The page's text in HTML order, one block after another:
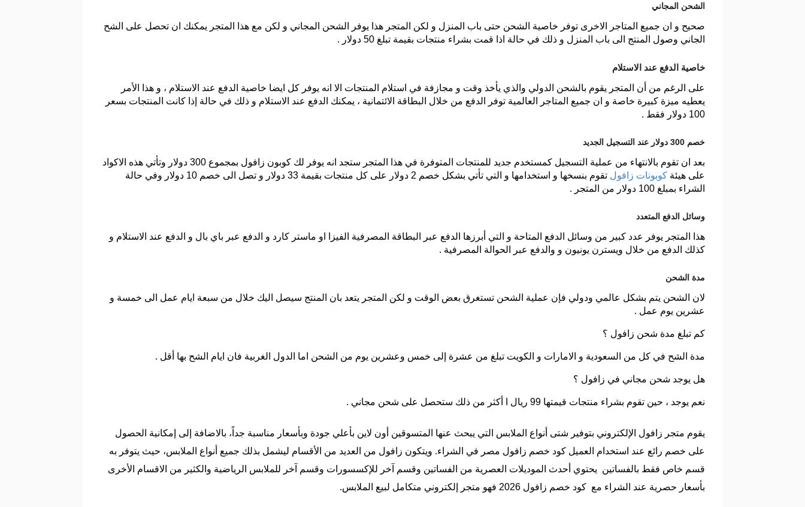
الشحن المجاني
صحيح و ان جميع المتاجر الاخرى توفر خاصية الشحن حتى باب المنزل و لكن المتجر هذا يوفر الشحن المجاني و لكن مع هذا المتجر يمكنك ان تحصل على الشح
الجاني وصول المنتج الى باب المنزل و ذلك في حالة اذا قمت بشراء منتجات بقيمة تبلغ 50 دولار .
خاصية الدفع عند الاستلام
على الرغم من أن المتجر يقوم بالشحن الدولي والذي يأخذ وقت و مجازفة في استلام المنتجات الا انه يوفر كل ايضا خاصية الدفع عند الاستلام ، و هذا الأمر
يعطيه ميزة كبيرة خاصة و ان جميع المتاجر العالمية توفر الدفع من خلال البطاقة الائتمانية ، يمكنك الدفع عند الاستلام و ذلك في حالة إذا كانت المنتجات بسعر
100 دولار فقط .
خصم 300 دولار عند التسجيل الجديد
بعد ان تقوم بالانتهاء من عملية التسجيل كمستخدم جديد للمنتجات المتوفرة في هذا المتجر ستجد انه يوفر لك كوبون زافول بمجموع 300 دولار وتأتي هذه الاكواد
على هيئة كوبونات زافول
تقوم بنسخها و استخدامها و التي تأتي بشكل خصم 2 دولار على كل منتجات بقيمة 33 دولار و تصل الى خصم 10 دولار وفي حالة
الشراء بمبلغ 100 دولار من المتجر .
وسائل الدفع المتعدد
هذا المتجر يوفر عدد كبير من وسائل الدفع المتاحة و التي أبرزها الدفع عبر البطاقة المصرفية الفيزا او ماستر كارد و الدفع عبر باي بال و الدفع عند الاستلام و
كذلك الدفع من خلال ويسترن يونيون و والدفع عبر الحوالة المصرفية .
مدة الشحن
لان الشحن يتم بشكل عالمي ودولي فإن عملية الشحن تستغرق بعض الوقت و لكن المتجر يتعد بان المنتج سيصل اليك خلال من سبعة ايام عمل الى خمسة و
عشرين يوم عمل .
كم تبلغ مدة شحن زافول ؟
مدة الشح في كل من السعودية و الامارات و الكويت تبلغ من عشرة إلى خمس وعشرين يوم من الشحن اما الدول الغربية فان ايام الشح بها أقل .
هل يوجد شحن مجاني في زافول ؟
نعم يوجد ، حين تقوم بشراء منتجات قيمتها 99 ريال ا أكثر من ذلك ستحصل على شحن مجاني .
يقوم متجر زافول الإلكتروني بتوفير شتى أنواع الملابس التي يبحث عنها المتسوقين أون لاين بأعلي جودة وبأسعار مناسبة جداً، بالاضافة إلى إمكانية الحصول
على خصم رائع عند استخدام العميل كود خصم زافول مصر في الشراء. ويتكون زافول من العديد من الأقسام ليشمل بذلك جميع أنواع الملابس، حيث يتوفر به
قسم خاص فقط بالفساتين يحتوي أحدث الموديلات العصرية من الفساتين وقسم آخر للإكسسورات وقسم آخر للملابس الرياضية والكثير من الاقسام الأخرى
بأسعار حصرية عند الشراء مع كود خصم زافول 2026 فهو متجر إلكتروني متكامل لبيع الملابس.